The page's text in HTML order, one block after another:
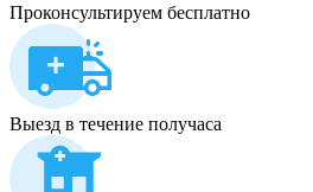
Проконсультируем бесплатно
Выезд в течение получаса